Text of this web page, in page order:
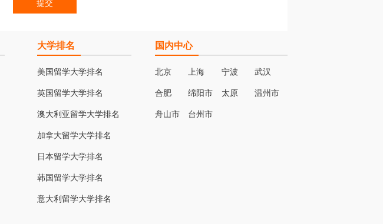
大学排名
美国留学大学排名
英国留学大学排名
澳大利亚留学大学排名
加拿大留学大学排名
日本留学大学排名
韩国留学大学排名
意大利留学大学排名
国内中心
北京 上海 宁波 武汉
合肥 绵阳市 太原 温州市
舟山市 台州市